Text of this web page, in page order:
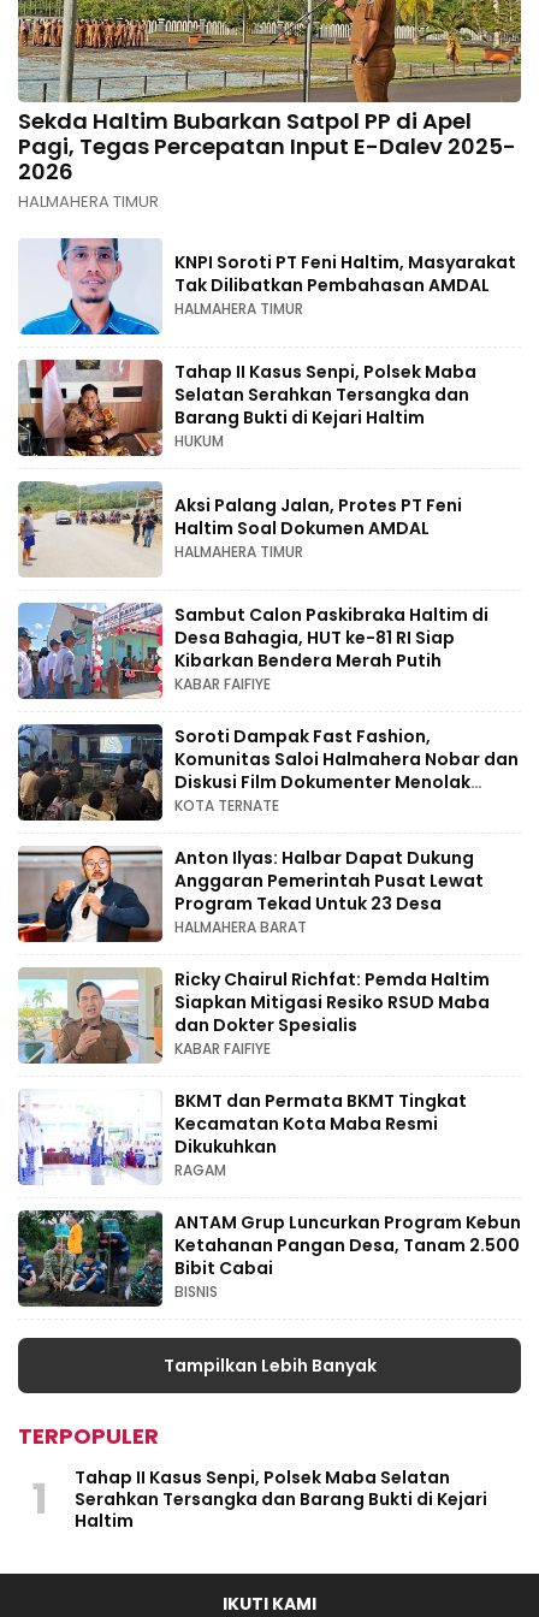
Sekda Haltim Bubarkan Satpol PP di Apel
Pagi, Tegas Percepatan Input E-Dalev 2025-
2026
HALMAHERA TIMUR
KNPI Soroti PT Feni Haltim, Masyarakat
Tak Dilibatkan Pembahasan AMDAL
HALMAHERA TIMUR
Tahap II Kasus Senpi, Polsek Maba
Selatan Serahkan Tersangka dan
Barang Bukti di Kejari Haltim
HUKUM
Aksi Palang Jalan, Protes PT Feni
Haltim Soal Dokumen AMDAL
HALMAHERA TIMUR
Sambut Calon Paskibraka Haltim di
Desa Bahagia, HUT ke-81 RI Siap
Kibarkan Bendera Merah Putih
KABAR FAIFIYE
Soroti Dampak Fast Fashion,
Komunitas Saloi Halmahera Nobar dan
Diskusi Film Dokumenter Menolak
Punah
KOTA TERNATE
Anton Ilyas: Halbar Dapat Dukung
Anggaran Pemerintah Pusat Lewat
Program Tekad Untuk 23 Desa
HALMAHERA BARAT
Ricky Chairul Richfat: Pemda Haltim
Siapkan Mitigasi Resiko RSUD Maba
dan Dokter Spesialis
KABAR FAIFIYE
BKMT dan Permata BKMT Tingkat
Kecamatan Kota Maba Resmi
Dikukuhkan
RAGAM
ANTAM Grup Luncurkan Program Kebun
Ketahanan Pangan Desa, Tanam 2.500
Bibit Cabai
BISNIS
Tampilkan Lebih Banyak
TERPOPULER
1
Tahap II Kasus Senpi, Polsek Maba Selatan
Serahkan Tersangka dan Barang Bukti di Kejari
Haltim
IKUTI KAMI